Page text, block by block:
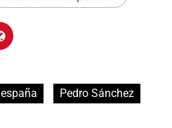
españa
Pedro Sánchez